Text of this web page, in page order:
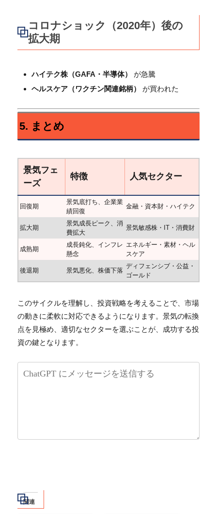
コロナショック（2020年）後の
拡大期
ハイテク株（GAFA・半導体）
が急騰
ヘルスケア（ワクチン関連銘柄）
が買われた
5. まとめ
景気フェ
ーズ
特徴 人気セクター
回復期
景気底打ち、企業業
績回復
金融・資本財・ハイテク
拡大期
景気成長ピーク、消
費拡大
景気敏感株・IT・消費財
成熟期
成長鈍化、インフレ
懸念
エネルギー・素材・ヘル
スケア
後退期 景気悪化、株価下落
ディフェンシブ・公益・
ゴールド
このサイクルを理解し、投資戦略を考えることで、市場
の動きに柔軟に対応できるようになります。景気の転換
点を見極め、適切なセクターを選ぶことが、成功する投
資の鍵となります。
関連